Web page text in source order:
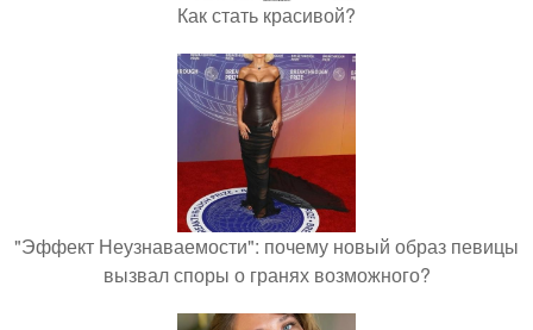
Как стать красивой?
"Эффект Неузнаваемости": почему новый образ певицы
вызвал споры о гранях возможного?